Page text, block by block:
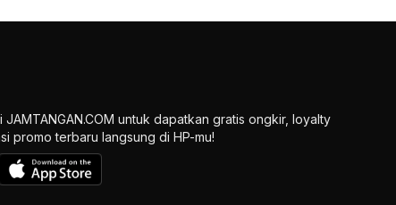
untuk dapatkan gratis ongkir, loyalty
promo terbaru langsung di HP-mu!